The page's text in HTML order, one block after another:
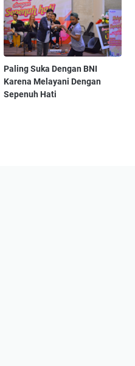
Paling Suka Dengan BNI
Karena Melayani Dengan
Sepenuh Hati